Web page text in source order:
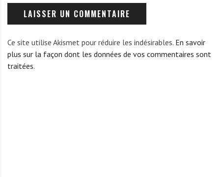
Ce site utilise Akismet pour réduire les indésirables. En savoir
plus sur la façon dont les données de vos commentaires sont
traitées.